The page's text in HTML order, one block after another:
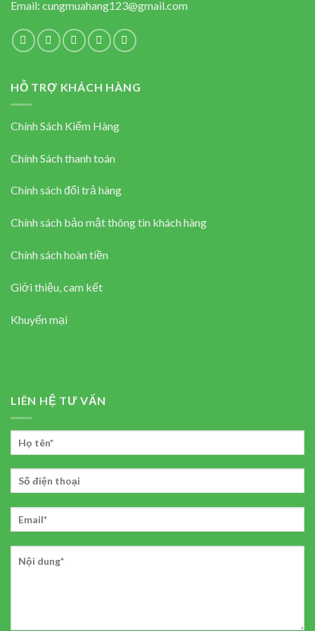
Email: cungmuahang123@gmail.com
HỖ TRỢ KHÁCH HÀNG
Chính Sách Kiểm Hàng
Chính Sách thanh toán
Chính sách đổi trả hàng
Chính sách bảo mật thông tin khách hàng
Chính sách hoàn tiền
Giới thiệu, cam kết
Khuyến mại
LIÊN HỆ TƯ VẤN